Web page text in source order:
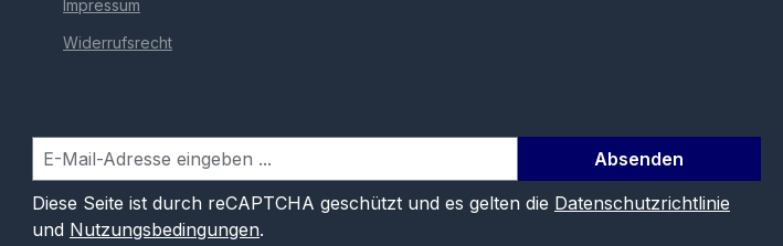
Impressum
Widerrufsrecht
Absenden
Diese Seite ist durch reCAPTCHA geschützt und es gelten die Datenschutzrichtlinie
und Nutzungsbedingungen.